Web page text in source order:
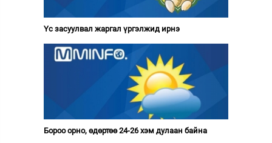
Үс засуулвал жаргал үргэлжид ирнэ
Бороо орно, өдөртөө 24-26 хэм дулаан байна